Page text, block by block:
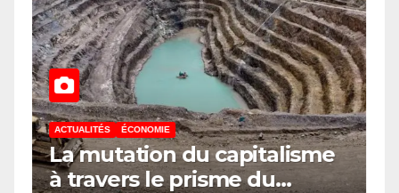
ACTUALITÉS ÉCONOMIE
La mutation du capitalisme
à travers le prisme du